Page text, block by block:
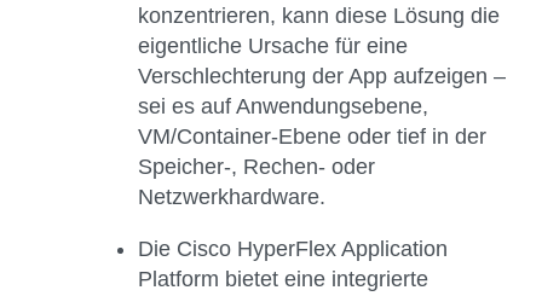
konzentrieren, kann diese Lösung die
eigentliche Ursache für eine
Verschlechterung der App aufzeigen –
sei es auf Anwendungsebene,
VM/Container-Ebene oder tief in der
Speicher-, Rechen- oder
Netzwerkhardware.
Die Cisco HyperFlex Application
Platform bietet eine integrierte